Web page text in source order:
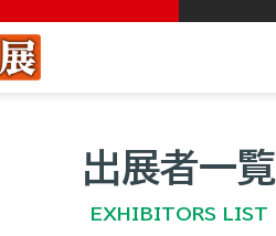
出展者一覧
EXHIBITORS LIST